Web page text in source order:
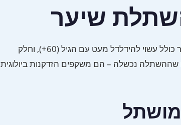
שיער
בעוד שזקיקים מושתלים הם קבועים, שיער לא מושתל סובב עשוי להמשיך להידלדל, שיער כולל עשוי להידלדל מעט עם הגיל (60+), וחלק
שההשתלה נכשלה – הם משקפים הזדקנות ביולוגית